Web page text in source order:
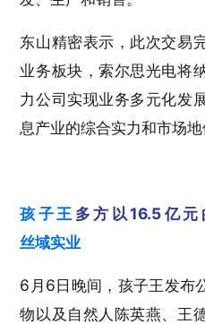
东山精密表示，此次交易
业务板块，索尔思光电将
力公司实现业务多元化发
息产业的综合实力和市场地
孩子王 多方以16.5亿
丝域实业
6月6日晚间，孩子王发布
物以及自然人陈英燕、王